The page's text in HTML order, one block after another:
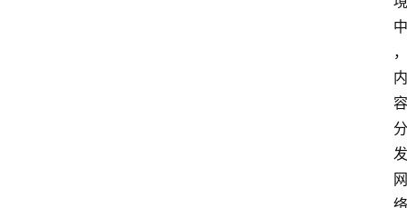
中
，
内
容
分
发
网
络